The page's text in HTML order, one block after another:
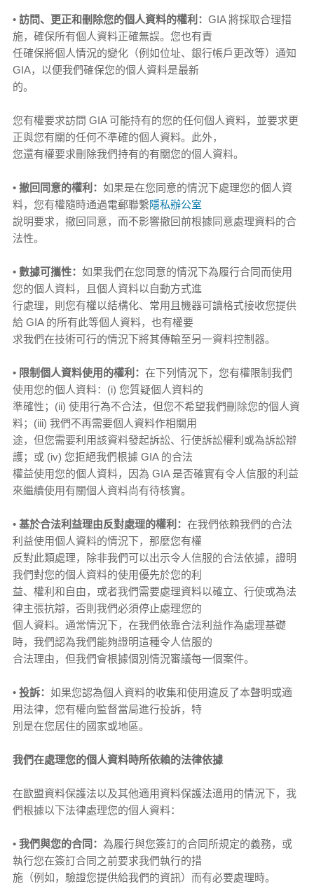
• 訪問、更正和刪除您的個人資料的權利： GIA 將採取合理措
施，確保所有個人資料正確無誤。您也有責
任確保將個人情況的變化（例如位址、銀行帳戶更改等）通知
GIA，以便我們確保您的個人資料是最新
的。
您有權要求訪問 GIA 可能持有的您的任何個人資料，並要求更
正與您有關的任何不準確的個人資料。此外，
您還有權要求刪除我們持有的有關您的個人資料。
• 撤回同意的權利： 如果是在您同意的情況下處理您的個人資
料，您有權隨時通過電郵聯繫隱私辦公室
說明要求，撤回同意，而不影響撤回前根據同意處理資料的合
法性。
• 數據可攜性： 如果我們在您同意的情況下為履行合同而使用
您的個人資料，且個人資料以自動方式進
行處理，則您有權以結構化、常用且機器可讀格式接收您提供
給 GIA 的所有此等個人資料，也有權要
求我們在技術可行的情況下將其傳輸至另一資料控制器。
• 限制個人資料使用的權利： 在下列情況下，您有權限制我們
使用您的個人資料：(i) 您質疑個人資料的
準確性；(ii) 使用行為不合法，但您不希望我們刪除您的個人資
料；(iii) 我們不再需要個人資料作相關用
途，但您需要利用該資料發起訴訟、行使訴訟權利或為訴訟辯
護；或 (iv) 您拒絕我們根據 GIA 的合法
權益使用您的個人資料，因為 GIA 是否確實有令人信服的利益
來繼續使用有關個人資料尚有待核實。
• 基於合法利益理由反對處理的權利： 在我們依賴我們的合法
利益使用個人資料的情況下，那麼您有權
反對此類處理，除非我們可以出示令人信服的合法依據，證明
我們對您的個人資料的使用優先於您的利
益、權利和自由，或者我們需要處理資料以確立、行使或為法
律主張抗辯，否則我們必須停止處理您的
個人資料。通常情況下，在我們依靠合法利益作為處理基礎
時，我們認為我們能夠證明這種令人信服的
合法理由，但我們會根據個別情況審議每一個案件。
• 投訴： 如果您認為個人資料的收集和使用違反了本聲明或適
用法律，您有權向監督當局進行投訴，特
別是在您居住的國家或地區。
我們在處理您的個人資料時所依賴的法律依據
在歐盟資料保護法以及其他適用資料保護法適用的情況下，我
們根據以下法律處理您的個人資料：
• 我們與您的合同： 為履行與您簽訂的合同所規定的義務，或
執行您在簽訂合同之前要求我們執行的措
施（例如，驗證您提供給我們的資訊）而有必要處理時。